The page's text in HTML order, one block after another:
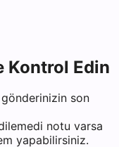
Kontrol Edin
gönderinizin son
notu varsa
yapabilirsiniz.